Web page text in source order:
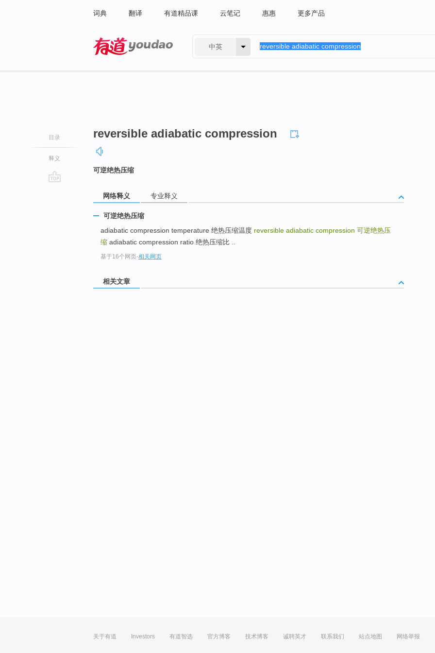
词典 翻译 有道精品课 云笔记 惠惠 更多产品
中英
目录
释义
reversible adiabatic compression
可逆绝热压缩
网络释义 专业释义
可逆绝热压缩
adiabatic compression temperature 绝热压缩温度 reversible adiabatic compression 可逆绝热压
缩 adiabatic compression ratio 绝热压缩比 ..
基于16个网页-相关网页
相关文章
关于有道 Investors 有道智选 官方博客 技术博客 诚聘英才 联系我们 站点地图 网络举报